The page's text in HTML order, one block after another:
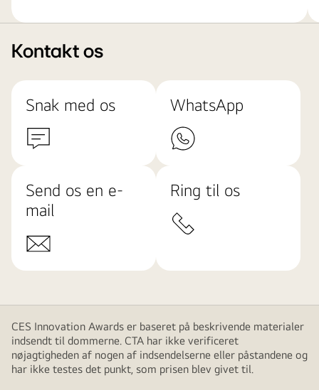
Kontakt os
Snak med os WhatsApp
Send os en e-
mail
Ring til os
CES Innovation Awards er baseret på beskrivende materialer
indsendt til dommerne. CTA har ikke verificeret
nøjagtigheden af nogen af indsendelserne eller påstandene og
har ikke testes det punkt, som prisen blev givet til.